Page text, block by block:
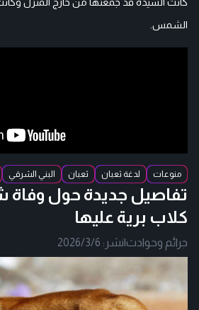
الشمس.
منوعات لدغة ثعبان ثعبان البني الشرقي
تفاصيل جديدة حول وفاة
كلاب برية عليها
جرائم وحوادث|نشر: 2026/3/6